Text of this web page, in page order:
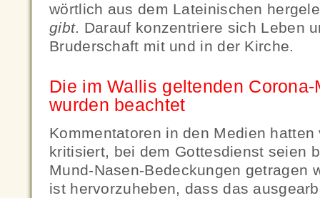
wörtlich aus dem Lateinischen
gibt. Darauf konzentriere sich Leben
Bruderschaft mit und in der Kirche.
Die im Wallis geltenden
wurden beachtet
Kommentatoren in den Medien
kritisiert, bei dem Gottesdienst seien
Mund-Nasen-Bedeckungen getragen
ist hervorzuheben, dass das